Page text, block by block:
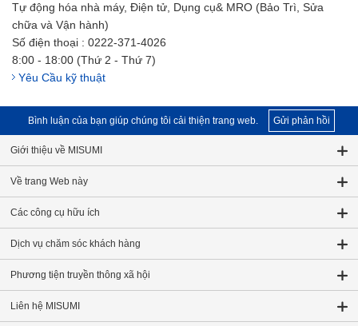
Tự động hóa nhà máy, Điện tử, Dụng cụ& MRO (Bảo Trì, Sửa
chữa và Vận hành)
Số điện thoại : 0222-371-4026
8:00 - 18:00 (Thứ 2 - Thứ 7)
Yêu Cầu kỹ thuật
Bình luận của bạn giúp chúng tôi cải thiện trang web. Gửi phản hồi
Giới thiệu về MISUMI
Về trang Web này
Các công cụ hữu ích
Dịch vụ chăm sóc khách hàng
Phương tiện truyền thông xã hội
Liên hệ MISUMI